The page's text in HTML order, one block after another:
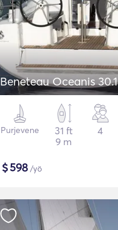
Beneteau Oceanis 30.1
Purjevene
31 ft
9 m
4
$598/yö